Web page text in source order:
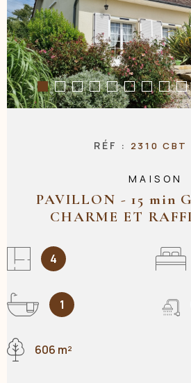
RÉF : 2310 CBT
MAISON
PAVILLON - 15 min
CHARME ET
4
1
606 m²